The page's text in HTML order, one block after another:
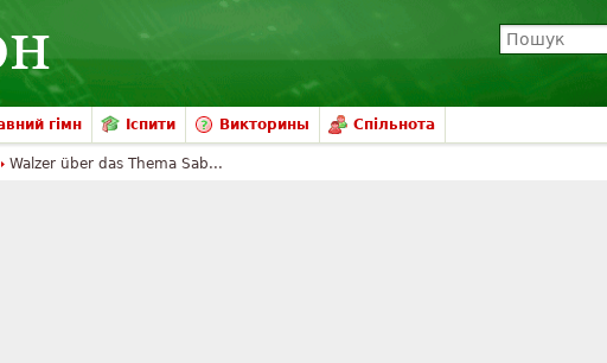
гімн Іспити Викторины Спільнота
Walzer über das Thema Sab...